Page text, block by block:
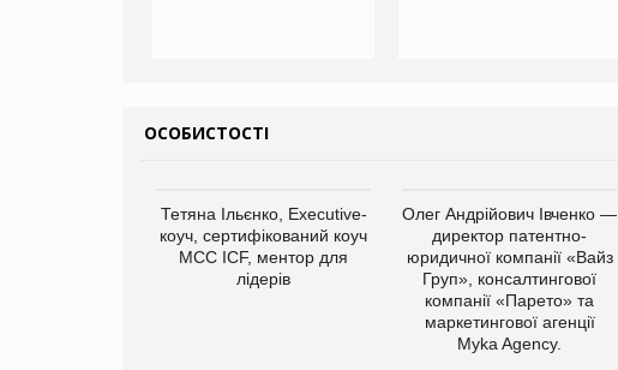
ОСОБИСТОСТІ
Тетяна Ільєнко, Executive-
коуч, сертифікований коуч
МСС ICF, ментор для
лідерів
Олег Андрійович Івченко —
директор патентно-
юридичної компанії «Вайз
Груп», консалтингової
компанії «Парето» та
маркетингової агенції
Myka Agency.